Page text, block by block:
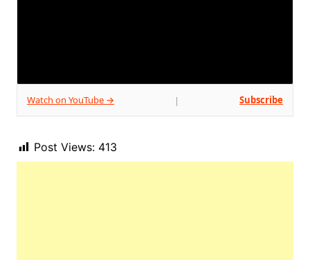
Watch on YouTube → | Subscribe
Post Views: 413